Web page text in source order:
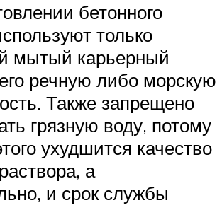
бетонного
только
мытый карьерный
речную либо морскую
Также запрещено
грязную воду, потому
ухудшится качество
а
и срок службы